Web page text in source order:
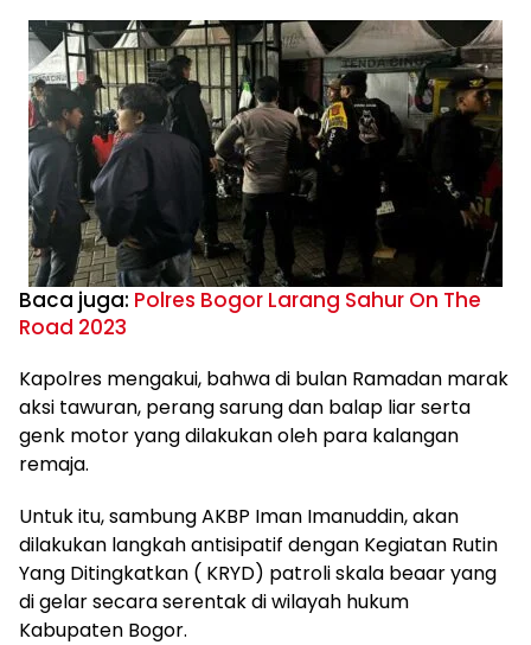
Baca juga: Polres Bogor Larang Sahur On The
Road 2023
Kapolres mengakui, bahwa di bulan Ramadan marak
aksi tawuran, perang sarung dan balap liar serta
genk motor yang dilakukan oleh para kalangan
remaja.
Untuk itu, sambung AKBP Iman Imanuddin, akan
dilakukan langkah antisipatif dengan Kegiatan Rutin
Yang Ditingkatkan ( KRYD) patroli skala beaar yang
di gelar secara serentak di wilayah hukum
Kabupaten Bogor.